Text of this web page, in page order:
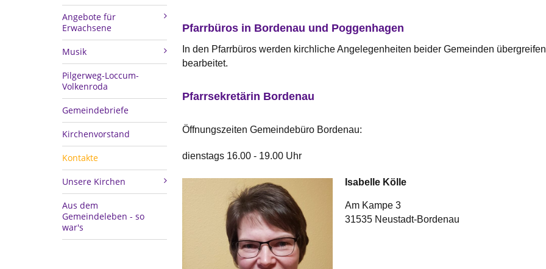
Angebote für
Erwachsene
Musik
Pilgerweg-Loccum-
Volkenroda
Gemeindebriefe
Kirchenvorstand
Kontakte
Unsere Kirchen
Aus dem
Gemeindeleben - so
war's
Pfarrbüros in Bordenau und Poggenhagen
In den Pfarrbüros werden kirchliche Angelegenheiten beider Gemeinden
bearbeitet.
Pfarrsekretärin Bordenau
Öffnungszeiten Gemeindebüro Bordenau:
dienstags 16.00 - 19.00 Uhr
Isabelle Kölle
Am Kampe 3
31535 Neustadt-Bordenau